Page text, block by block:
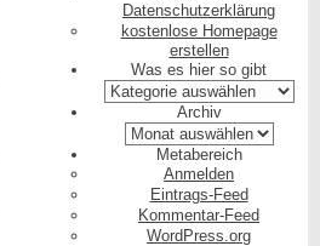
Datenschutzerklärung
kostenlose Homepage
erstellen
Was es hier so gibt
Was
es
hier
Archiv
Archiv
Metabereich
Anmelden
Eintrags-Feed
Kommentar-Feed
WordPress.org